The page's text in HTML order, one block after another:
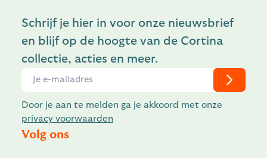
Schrijf je hier in voor onze nieuwsbrief
en blijf op de hoogte van de Cortina
collectie, acties en meer.
Door je aan te melden ga je akkoord met onze
privacy voorwaarden
Volg ons